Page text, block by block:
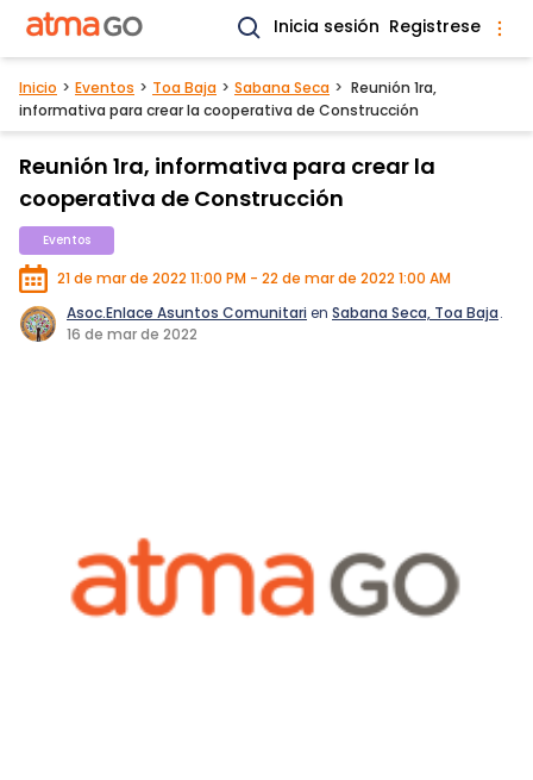
Inicia sesión Registrese
Inicio Eventos Toa Baja Sabana Seca
Reunión 1ra,
informativa para crear la cooperativa de Construcción
Reunión 1ra, informativa para crear la
cooperativa de Construcción
Eventos
21 de mar de 2022 11:00 PM - 22 de mar de 2022 1:00 AM
Asoc.Enlace Asuntos Comunitarien Sabana Seca, Toa Baja.
16 de mar de 2022